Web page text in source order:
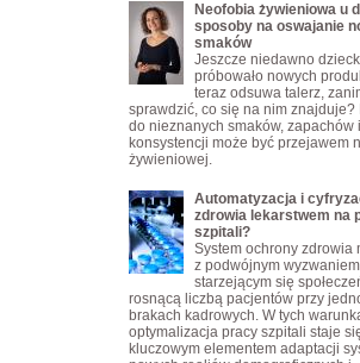
Neofobia żywieniowa u
sposoby na oswajanie
smaków
Jeszcze niedawno
próbowało nowych
teraz odsuwa talerz,
sprawdzić, co się na nim znajduje?
do nieznanych smaków, zapachów i
konsystencji może być przejawem
żywieniowej.
Automatyzacja i
zdrowia lekarstwem na
szpitali?
System ochrony zdrowia
z podwójnym
starzejącym się
rosnącą liczbą pacjentów przy
brakach kadrowych. W tych
optymalizacja pracy szpitali staje
kluczowym elementem adaptacji